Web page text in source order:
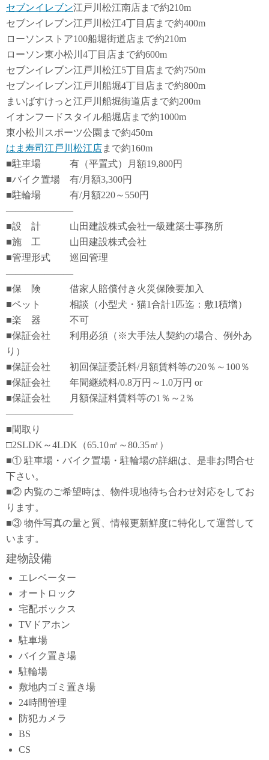
セブンイレブン江戸川松江南店まで約210m
セブンイレブン江戸川松江4丁目店まで約400m
ローソンストア100船堀街道店まで約210m
ローソン東小松川4丁目店まで約600m
セブンイレブン江戸川松江5丁目店まで約750m
セブンイレブン江戸川船堀4丁目店まで約800m
まいばすけっと江戸川船堀街道店まで約200m
イオンフードスタイル船堀店まで約1000m
東小松川スポーツ公園まで約450m
はま寿司江戸川松江店まで約160m
■駐車場 有（平置式）月額19,800円
■バイク置場 有/月額3,300円
■駐輪場 有/月額220～550円
―――――――
■設 計 山田建設株式会社一級建築士事務所
■施 工 山田建設株式会社
■管理形式 巡回管理
―――――――
■保 険 借家人賠償付き火災保険要加入
■ペット 相談（小型犬・猫1合計1匹迄：敷1積増）
■楽 器 不可
■保証会社 利用必須（※大手法人契約の場合、例外あ
り）
■保証会社 初回保証委託料/月額賃料等の20％～100％
■保証会社 年間継続料/0.8万円～1.0万円 or
■保証会社 月額保証料賃料等の1％～2％
―――――――
■間取り
□2SLDK～4LDK（65.10㎡～80.35㎡）
■① 駐車場・バイク置場・駐輪場の詳細は、是非お問合せ
下さい。
■② 内覧のご希望時は、物件現地待ち合わせ対応をしてお
ります。
■③ 物件写真の量と質、情報更新鮮度に特化して運営して
います。
建物設備
エレベーター
オートロック
宅配ボックス
TVドアホン
駐車場
バイク置き場
駐輪場
敷地内ゴミ置き場
24時間管理
防犯カメラ
BS
CS